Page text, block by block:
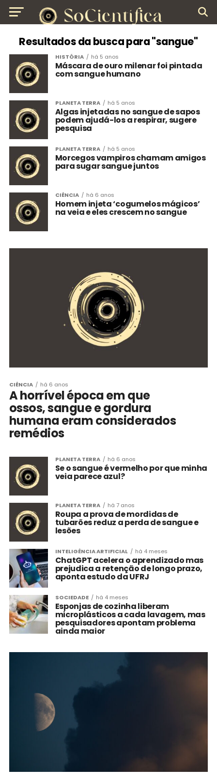
Resultados da busca para "sangue"
HISTÓRIA há 5 anos
Máscara de ouro milenar foi pintada
com sangue humano
PLANETA TERRA há 5 anos
Algas injetadas no sangue de sapos
podem ajudá-los a respirar, sugere
pesquisa
PLANETA TERRA há 5 anos
Morcegos vampiros chamam amigos
para sugar sangue juntos
CIÊNCIA há 6 anos
Homem injeta ‘cogumelos mágicos’
na veia e eles crescem no sangue
CIÊNCIA há 6 anos
A horrível época em que
ossos, sangue e gordura
humana eram considerados
remédios
PLANETA TERRA há 6 anos
Se o sangue é vermelho por que minha
veia parece azul?
PLANETA TERRA há 7 anos
Roupa a prova de mordidas de
tubarões reduz a perda de sangue e
lesões
INTELIGÊNCIA ARTIFICIAL há 4 meses
ChatGPT acelera o aprendizado mas
prejudica a retenção de longo prazo,
aponta estudo da UFRJ
SOCIEDADE há 4 meses
Esponjas de cozinha liberam
microplásticos a cada lavagem, mas
pesquisadores apontam problema
ainda maior